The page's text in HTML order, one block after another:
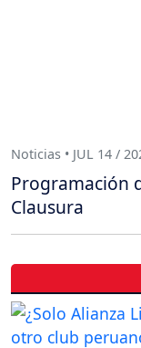
Noticias • JUL 14 /
Programación
Clausura